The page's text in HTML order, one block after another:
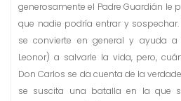
generosamente el Padre Guardián le
que nadie podría entrar y
se convierte en general y ayuda a
Leonor) a salvarle la vida, pero,
Don Carlos se da cuenta de la
se suscita una batalla en la que